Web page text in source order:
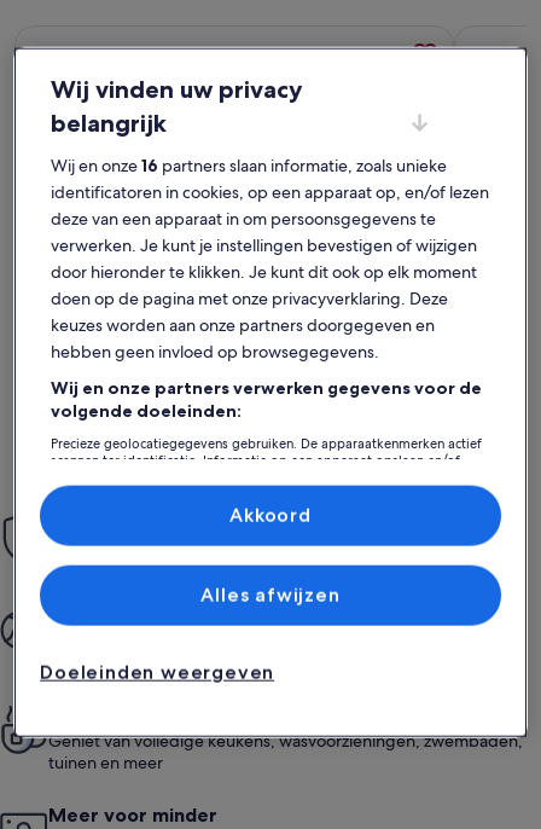
Meer informatie over Huvikumpu by Interhome
Huvikumpu by Interhome
Max. aantal: 5 · 3 slaapkamers · 1 badkamer
8,68,6 op 10
uitstekend
2 externe beoordelingen
Meer informatie over Huvikumpu by Interhome
Met onze Boek met Vertrouwen-garantie ontvang je 24/7
ondersteuning
Meer quali­ty­time
Geniet van volledige keukens, wasvoorzieningen, zwembaden,
tuinen en meer
Meer voor minder
Wij vinden uw privacy
belangrijk
Wij en onze16 partners slaan informatie, zoals unieke
identificatoren in cookies, op een apparaat op, en/of lezen
deze van een apparaat in om persoonsgegevens te
verwerken. Je kunt je instellingen bevestigen of wijzigen
door hieronder te klikken. Je kunt dit ook op elk moment
doen op de pagina met onze privacyverklaring. Deze
keuzes worden aan onze partners doorgegeven en
hebben geen invloed op browsegegevens.
Wij en onze partners verwerken gegevens voor de
volgende doeleinden:
Precieze geolocatiegegevens gebruiken. De apparaatkenmerken actief
scannen ter identificatie. Informatie op een apparaat opslaan en/of
contentmetingen, doelgroepenonderzoek en ontwikkeling van
Partnerlijst (derden)
Doeleinden weergeven
Alles afwijzen
Akkoord